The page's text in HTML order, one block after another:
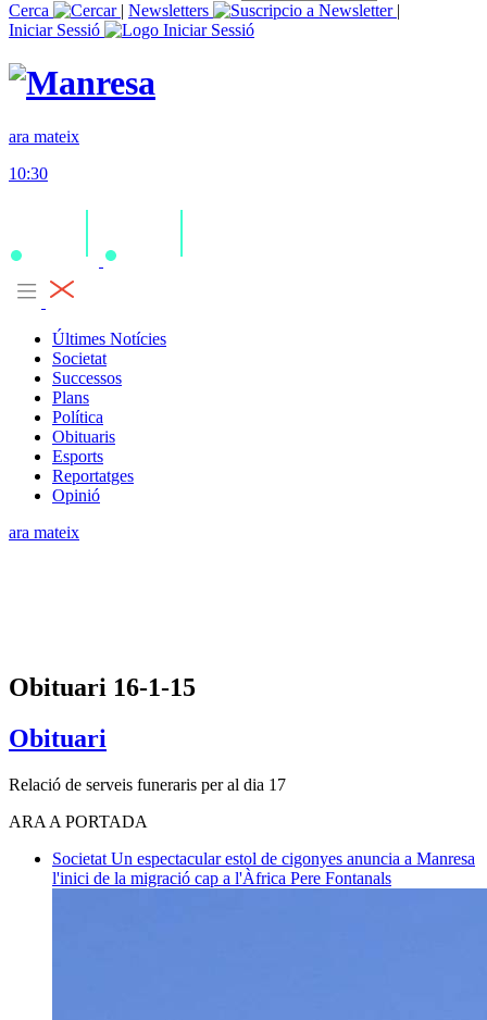
Cerca
| Newsletters
|
Iniciar Sessió
ara mateix
10:30
Últimes Notícies
Societat
Successos
Plans
Política
Obituaris
Esports
Reportatges
Opinió
ara mateix
Obituari 16-1-15
Obituari
Relació de serveis funeraris per al dia 17
ARA A PORTADA
Societat Un espectacular estol de cigonyes anuncia a Manresa
l'inici de la migració cap a l'Àfrica Pere Fontanals